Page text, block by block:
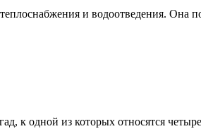
и водоотведения. Она
к одной из которых относятся